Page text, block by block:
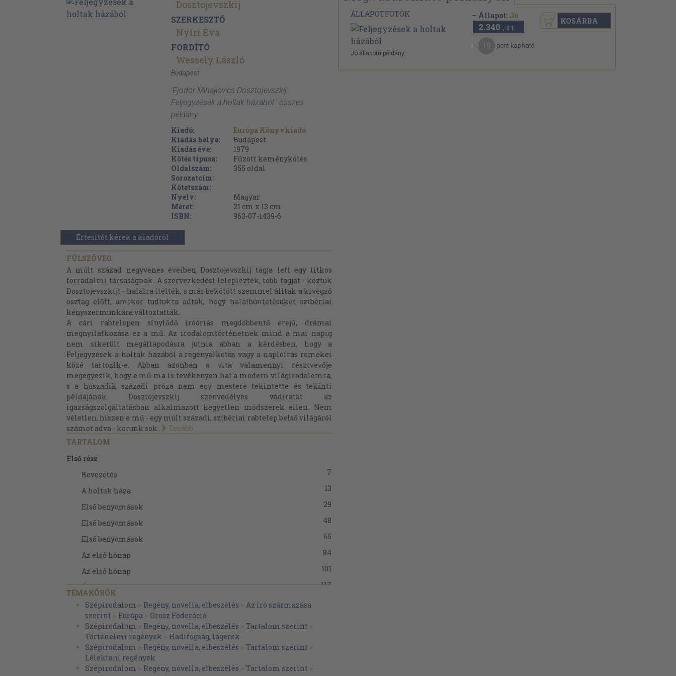
Dosztojevszkij
SZERKESZTŐ
Nyíri Éva
FORDÍTÓ
Wessely László
Budapest
'Fjodor Mihajlovics Dosztojevszkij:
Feljegyzések a holtak házából ' összes
példány
Kiadó:
Európa Könyvkiadó
Kiadás helye:
Budapest
Kiadás éve:
1979
Kötés típusa:
Fűzött keménykötés
Oldalszám:
355 oldal
Sorozatcím:
Kötetszám:
Nyelv:
Magyar
Méret:
21 cm x 13 cm
ISBN:
963-07-1439-6
Értesítőt kérek a kiadóról
FÜLSZÖVEG
A múlt század negyvenes éveiben Dosztojevszkij tagja lett egy titkos
forradalmi társaságnak. A szervezkedést leleplezték, több tagját - köztük
Dosztojevszkijt - halálra ítélték, s már bekötött szemmel álltak a kivégző
osztag előtt, amikor tudtukra adták, hogy halálbüntetésüket szibériai
kényszermunkára változtatták.
A cári rabtelepen sínylődő íróóriás megdöbbentő erejű, drámai
megnyilatkozása ez a mű. Az irodalomtörténetnek mind a mai napig
nem sikerült megállapodásra jutnia abban a kérdésben, hogy a
Feljegyzések a holtak házából a regényalkotás vagy a naplóírás remekei
közé tartozik-e. Abban azonban a vita valamennyi résztvevője
megegyezik, hogy e mű ma is tevékenyen hat a modern világirodalomra,
s a huszadik századi próza nem egy mestere tekintette és tekinti
példájának Dosztojevszkij szenvedélyes vádiratát az
igazságszolgáltatásban alkalmazott kegyetlen módszerek ellen. Nem
véletlen, hiszen e mű - egy múlt századi, szibériai rabtelep belső világáról
számot adva - korunk sok...
Tovább
TARTALOM
Első rész
Bevezetés
7
A holtak háza
13
Első benyomások
29
Első benyomások
48
Első benyomások
65
Az első hónap
84
Az első hónap
101
Új ismeretségek. Petrov
117
Elszánt emberek. Lucska
Iszaj Fomics. A fürdő. Baklusin elbeszélése
Krisztus születésének ünnepe
A színielőadás
Második rész
TÉMAKÖRÖK
Szépirodalom > Regény, novella, elbeszélés > Az író származása
szerint > Európa > Orosz Föderáció
Szépirodalom > Regény, novella, elbeszélés > Tartalom szerint >
Történelmi regények > Hadifogság, lágerek
Szépirodalom > Regény, novella, elbeszélés > Tartalom szerint >
Lélektani regények
Szépirodalom > Regény, novella, elbeszélés > Tartalom szerint >
ÁLLAPOTFOTÓK
Jó állapotú példány.
Állapot: Jó
2.340 ,-Ft
pont kapható
KOSÁRBA